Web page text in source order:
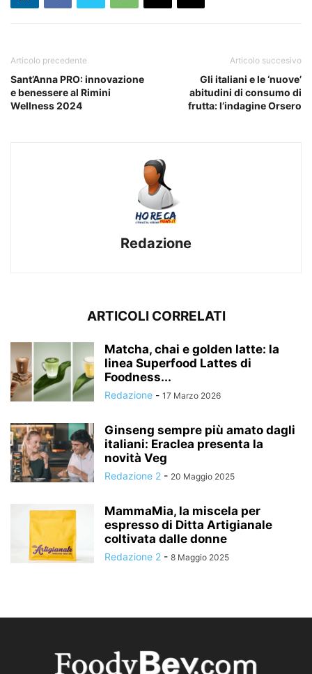
Articolo precedente
Sant’Anna PRO: innovazione
e benessere al Rimini
Wellness 2024
Articolo succesivo
Gli italiani e le ‘nuove’
abitudini di consumo di
frutta: l’indagine Orsero
Redazione
ARTICOLI CORRELATI
Matcha, chai e golden latte: la
linea Superfood Lattes di
Foodness...
Redazione - 17 Marzo 2026
Ginseng sempre più amato dagli
italiani: Eraclea presenta la
novità Veg
Redazione 2 - 20 Maggio 2025
MammaMia, la miscela per
espresso di Ditta Artigianale
coltivata dalle donne
Redazione 2 - 8 Maggio 2025